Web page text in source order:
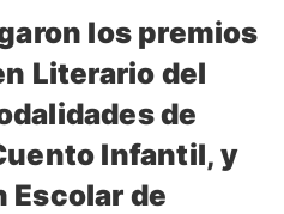
los premios
Literario del
de
Infantil, y
Escolar de